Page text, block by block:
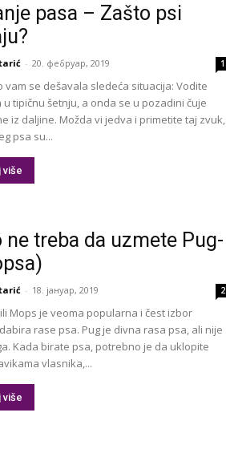
pasa – Zašto psi
- 20. фебруар, 2019 1
vam se dešavala sledeća situacija: Vodite
u tipičnu šetnju, a onda se u pozadini čuje
iz daljine. Možda vi jedva i primetite taj zvuk,
psa su...
više
ne treba da uzmete Pug-
- 18. јануар, 2019 2
Mops je veoma popularna i čest izbor
rase psa. Pug je divna rasa psa, ali nije
Kada birate psa, potrebno je da uklopite
vlasnika,...
više